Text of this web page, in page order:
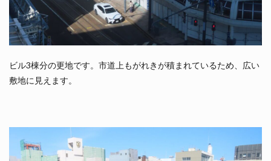
ビル3棟分の更地です。市道上もがれきが積まれているため、広い
敷地に見えます。